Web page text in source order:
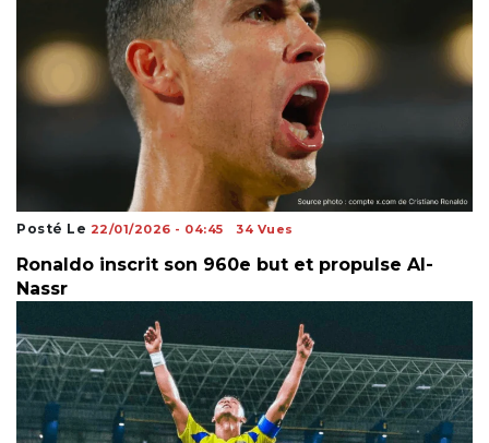
Posté Le 22/01/2026 - 04:45 34 Vues
Ronaldo inscrit son 960e but et propulse Al-
Nassr